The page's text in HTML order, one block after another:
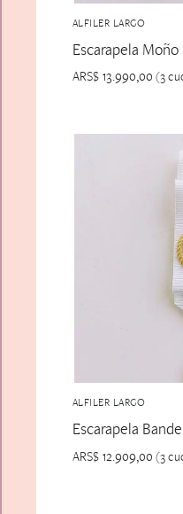
ALFILER LARGO
Escarapela
ARS$13.990,00 (3
ALFILER LARGO
Escarapela
ARS$12.909,00 (3